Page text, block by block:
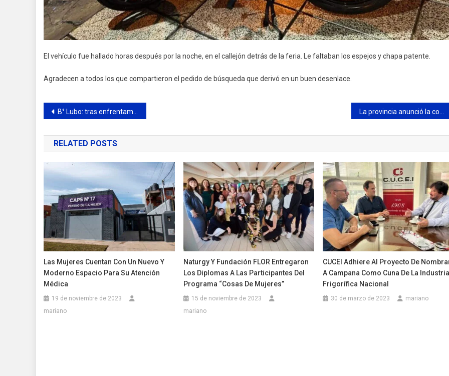
El vehículo fue hallado horas después por la noche, en el callejón detrás de la feria. Le faltaban los espejos y chapa patente.
Agradecen a todos los que compartieron el pedido de búsqueda que derivó en un buen desenlace.
Navegación
de
entradas
B° Lubo: tras enfrentamiento armado con personal de prefectura detuvieron a otro conocido delincuente La provincia anunció la conversión a gas natural del total de las unidades y alcaldías del SPB
RELATED POSTS
Las Mujeres Cuentan Con Un Nuevo Y
Moderno Espacio Para Su Atención
Médica
19 de noviembre de 2023
mariano
Naturgy Y Fundación FLOR Entregaron
Los Diplomas A Las Participantes Del
Programa “Cosas De Mujeres”
15 de noviembre de 2023
mariano
CUCEI Adhiere Al Proyecto De
A Campana Como Cuna De La
Frigorífica Nacional
30 de marzo de 2023 mariano